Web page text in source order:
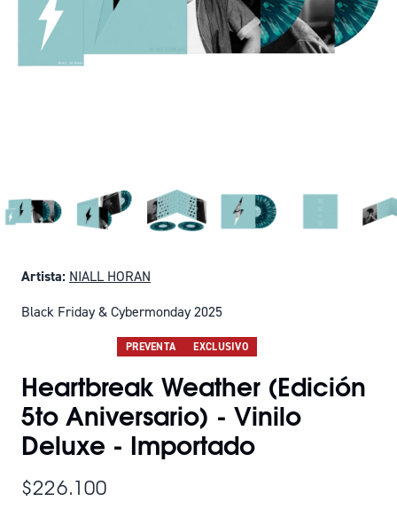
Artista: NIALL HORAN
Black Friday & Cybermonday 2025
PREVENTA EXCLUSIVO
Heartbreak Weather (Edición
5to Aniversario) - Vinilo
Deluxe - Importado
$226.100